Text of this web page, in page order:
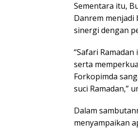
Sementara itu,
Danrem
sinergi dengan
“Safari
serta
Forkopimda
suci Ramadan,”
Dalam
menyampaikan